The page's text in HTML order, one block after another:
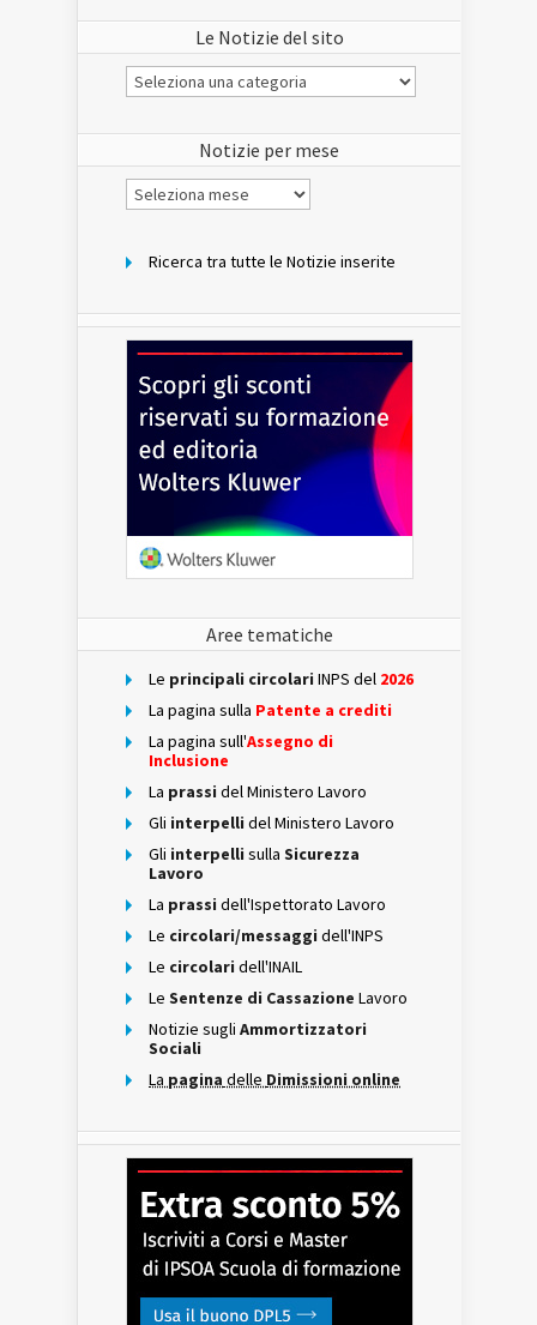
Le Notizie del sito
Le
Notizie
Notizie per mese
Notizie
per
Ricerca tra tutte le Notizie inserite
Aree tematiche
Le principali circolari INPS del 2026
La pagina sulla Patente a crediti
La pagina sull'Assegno di
Inclusione
La prassi del Ministero Lavoro
Gli interpelli del Ministero Lavoro
Gli interpelli sulla Sicurezza
Lavoro
La prassi dell'Ispettorato Lavoro
Le circolari/messaggi dell'INPS
Le circolari dell'INAIL
Le Sentenze di Cassazione Lavoro
Notizie sugli Ammortizzatori
Sociali
La pagina delle Dimissioni online